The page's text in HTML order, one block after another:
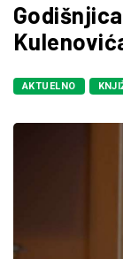
AKTUELNO